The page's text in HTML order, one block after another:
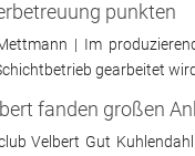
punkten
| Im
gearbeitet
Velbert Gut